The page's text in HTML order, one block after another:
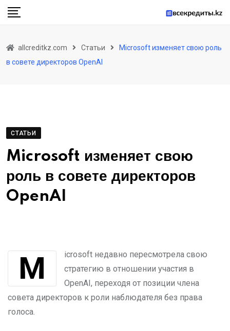
Skip
allcreditkz.com Статьи
Microsoft изменяет свою роль
в совете директоров OpenAI
СТАТЬИ
Microsoft изменяет свою
роль в совете директоров
OpenAI
Microsoft недавно пересмотрела свою
стратегию в отношении участия в
OpenAI, переходя от позиции члена
совета директоров к роли наблюдателя без права
голоса.